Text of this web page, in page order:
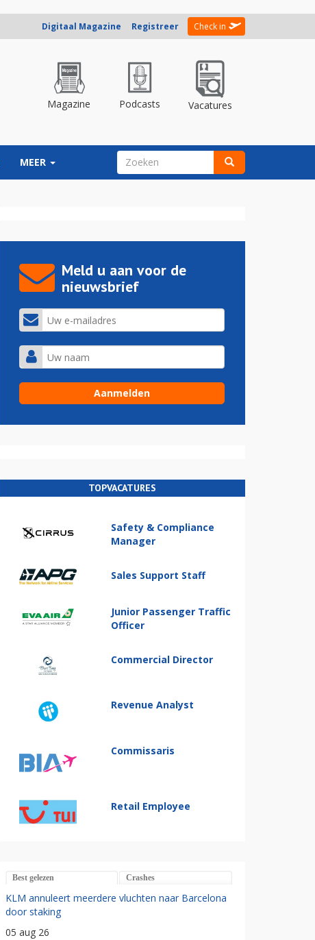
Digitaal Magazine Registreer Check in
Magazine Podcasts Vacatures
MEER ZOEKVELD
Meld u aan voor de
nieuwsbrief
TOPVACATURES
Safety & Compliance
Manager
Sales Support Staff
Junior Passenger Traffic
Officer
Commercial Director
Revenue Analyst
Commissaris
Retail Employee
Best gelezen Crashes
KLM annuleert meerdere vluchten naar Barcelona
door staking
05 aug 26